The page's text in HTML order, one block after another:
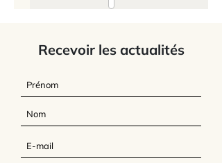
Recevoir les actualités